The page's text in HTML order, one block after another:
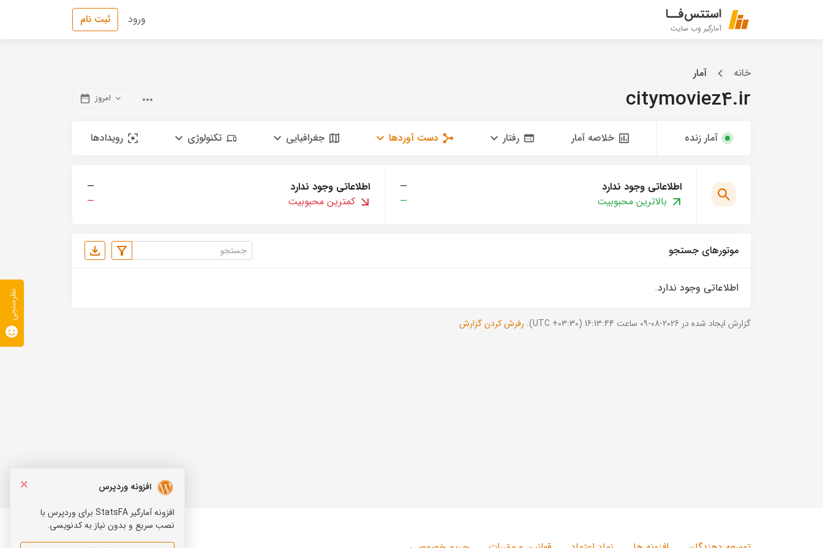
استتس‌فــا
آمارگیر وب سایت
ورود ثبت نام
خانه آمار
citymoviez4.ir امروز
آمار زنده خلاصه آمار رفتار دست آوردها جغرافیایی تکنولوژی رویدادها
اطلاعاتی وجود ندارد
—
بالاترین محبوبیت
—
اطلاعاتی وجود ندارد
—
کمترین محبوبیت
—
موتورهای جستجو
اطلاعاتی وجود ندارد.
گزارش ایجاد شده در 2026-08-09 ساعت 16:13:44 (UTC +03:30). رفرش کردن گزارش
×
افزونه وردپرس
افزونه آمارگیر StatsFA برای وردپرس با
نصب سریع و بدون نیاز به کدنویسی.
نظرسنجی